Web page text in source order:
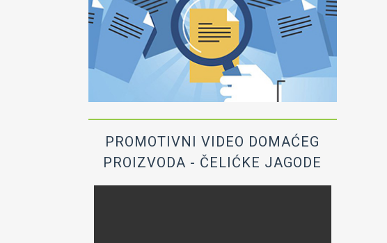
PROMOTIVNI VIDEO DOMAĆEG
PROIZVODA - ČELIĆKE JAGODE